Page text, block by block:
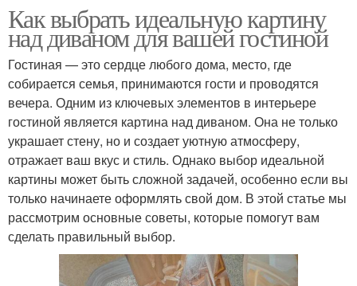
Как выбрать идеальную картину
над диваном для вашей гостиной
Гостиная — это сердце любого дома, место, где
собирается семья, принимаются гости и проводятся
вечера. Одним из ключевых элементов в интерьере
гостиной является картина над диваном. Она не только
украшает стену, но и создает уютную атмосферу,
отражает ваш вкус и стиль. Однако выбор идеальной
картины может быть сложной задачей, особенно если вы
только начинаете оформлять свой дом. В этой статье мы
рассмотрим основные советы, которые помогут вам
сделать правильный выбор.